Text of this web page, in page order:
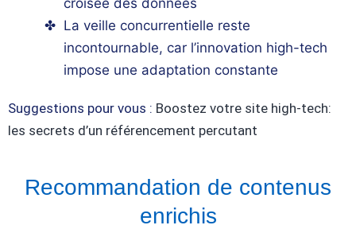
croisée des données
La veille concurrentielle reste
incontournable, car l’innovation high-tech
impose une adaptation constante
Suggestions pour vous : Boostez votre site high-tech:
les secrets d’un référencement percutant
Recommandation de contenus
enrichis